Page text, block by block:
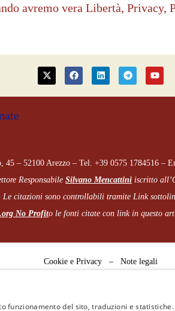
avremo vera Libertà, Privacy,
– 52100 Arezzo – Tel. +39 0575 1784516 –
Responsabile Silvano Mencattini iscritto
citazioni sono controllabili tramite Link
No Profito le fonti citate con link in questo
Cookie e Privacy – Note legali
funzionamento del sito, traduzioni e statistiche.